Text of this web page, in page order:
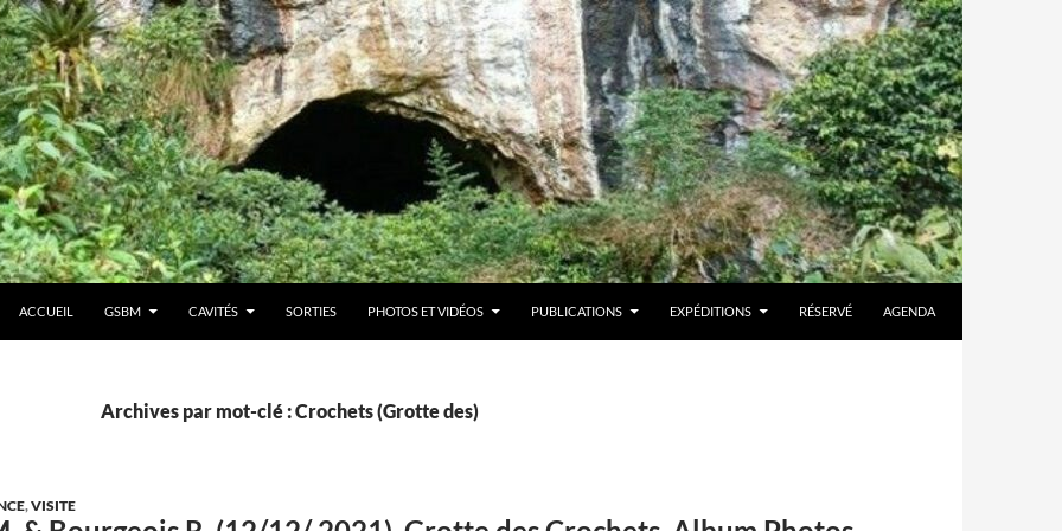
ACCUEIL GSBM CAVITÉS SORTIES PHOTOS ET VIDÉOS PUBLICATIONS EXPÉDITIONS RÉSERVÉ AGENDA
Archives par mot-clé : Crochets (Grotte des)
,VISITE